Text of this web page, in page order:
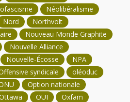
Néolibéralisme
Nord
Northvolt
Nouveau Monde Graphite
Nouvelle Alliance
Nouvelle-Écosse
NPA
syndicale
oléoduc
Option nationale
OUI
Oxfam